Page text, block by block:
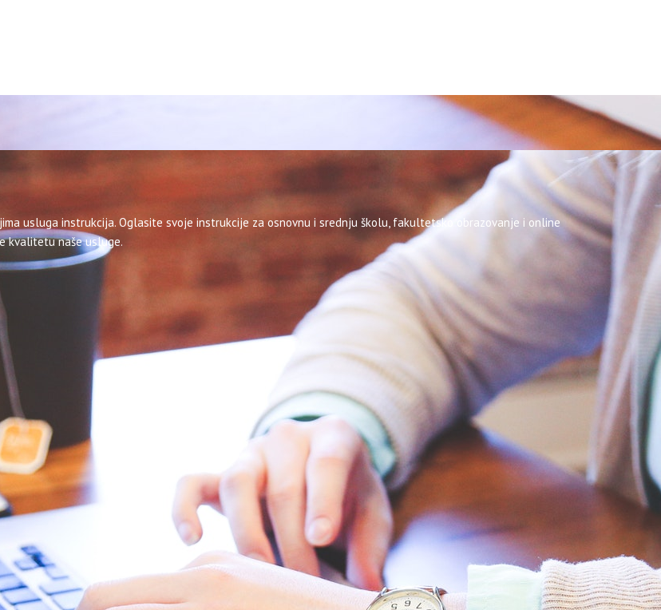
usluga instrukcija. Oglasite svoje instrukcije za osnovnu i srednju školu, fakultetsko obrazovanje i online
kvalitetu naše usluge.